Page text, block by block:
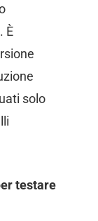
È
solo
testare